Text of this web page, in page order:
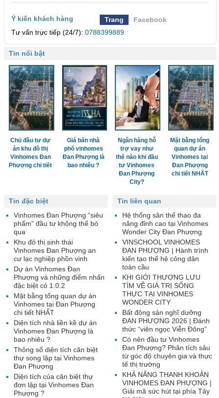
Ý kiến khách hàng Trang
Facebook
Tư vấn trực tiếp (24/7): 0788399889
Tin nổi bật
Chủ đầu tư dự
án khu đô thị
Vinhomes Đan
Phượng chi tiết
Giá bán nhà
phố vinhomes
Đan Phượng là
bao nhiêu ?
Ngân hàng hỗ
trợ vay như
thế nào khi đầu
tư Vinhomes
Đan Phượng
City?
Mặt bằng tổng
quan dự án
Vinhomes tại
Đan Phượng
chi tiết NHẤT
Tin liên quan
Hệ thống sân thể thao đa
năng đỉnh cao tại Vinhomes
Wonder City Đan Phượng
VINSCHOOL VINHOMES
ĐAN PHƯỢNG | Hành trình
kiến tạo thế hệ công dân
toàn cầu
KHI GIỚI THƯỢNG LƯU
TÌM VỀ GIÁ TRỊ SỐNG
THỰC TẠI VINHOMES
WONDER CITY
Bất động sản nghĩ dưỡng
ĐAN PHƯỢNG 2026 | Đánh
thức “viên ngọc Viễn Đông”
Có nên đầu tư Vinhomes
Đan Phượng? Phân tích sâu
từ góc độ chuyên gia và thực
tế thị trường
KHẢ NĂNG THANH KHOẢN
VINHOMES ĐAN PHƯỢNG |
Giải mã sức hút tại phía Tây
Tin đặc biệt
Vinhomes Đan Phượng “siêu
phẩm” đầu tư không thể bỏ
qua
Khu đô thị sinh thái
Vinhomes Đan Phượng an
cư lạc nghiệp phồn vinh
Dự án Vinhomes Đan
Phượng và những điểm nhấn
đặc biệt có 1.0.2
Mặt bằng tổng quan dự án
Vinhomes tại Đan Phượng
chi tiết NHẤT
Diện tích nhà liền kề dự án
Vinhomes Đan Phượng là
bao nhiêu ?
Thông số diện tích căn biệt
thự song lập tại Vinhomes
Đan Phượng
Diện tích của căn biệt thự
đơn lập tại Vinhomes Đan
Phượng ?